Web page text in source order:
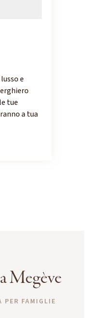
e
tue
a tua
Megève
PER FAMIGLIE